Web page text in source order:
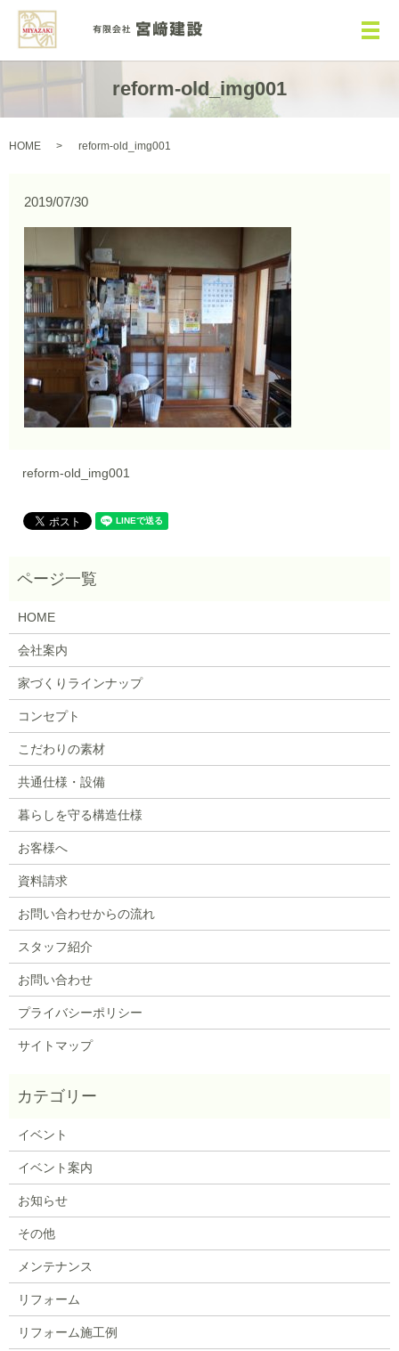
メ
reform-old_img001
HOME reform-old_img001
2019/07/30
reform-old_img001
HOME
会社案内
家づくりラインナップ
コンセプト
こだわりの素材
共通仕様・設備
暮らしを守る構造仕様
お客様へ
資料請求
お問い合わせからの流れ
スタッフ紹介
お問い合わせ
プライバシーポリシー
サイトマップ
イベント
イベント案内
お知らせ
その他
メンテナンス
リフォーム
リフォーム施工例